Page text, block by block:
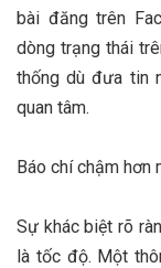
bài đăng trên
dòng trạng thái
thống dù đưa tin
quan tâm.
Báo chí chậm hơn
Sự khác biệt rõ
là tốc độ. Một